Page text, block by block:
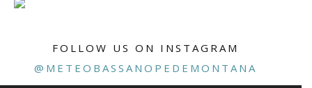
FOLLOW US ON INSTAGRAM
@METEOBASSANOPEDEMONTANA